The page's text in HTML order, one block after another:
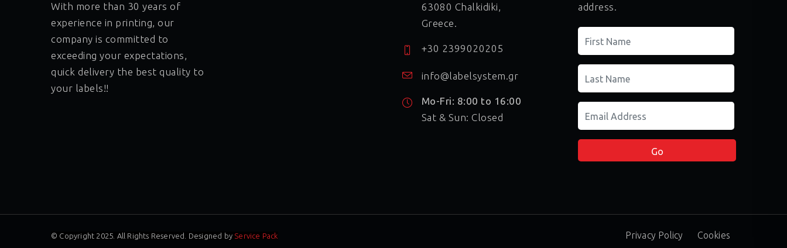
With more than 30 years of
experience in printing, our
company is committed to
exceeding your expectations,
quick delivery the best quality to
your labels!!
63080 Chalkidiki,
Greece.
+30 2399020205
info@labelsystem.gr
Mo-Fri: 8:00 to 16:00
Sat & Sun: Closed
address.
© Copyright 2025. All Rights Reserved. Designed by Service Pack Privacy Policy Cookies